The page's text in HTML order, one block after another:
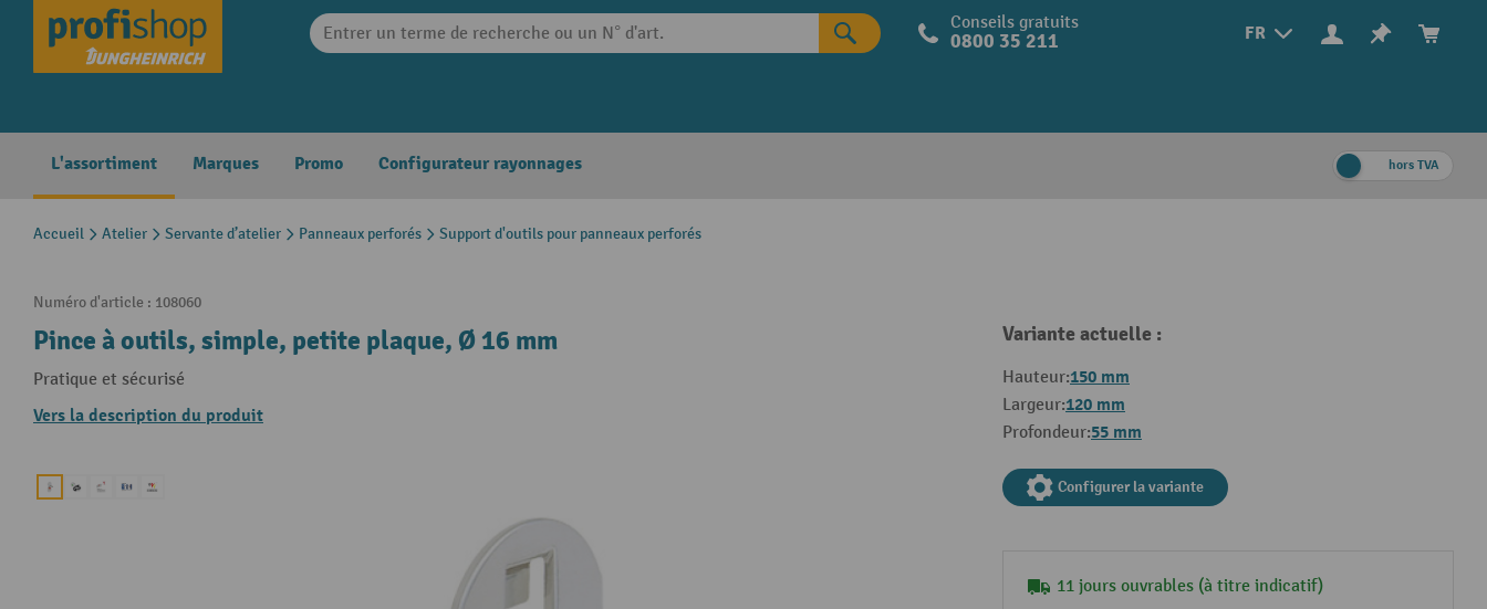
Skip to main navigation FR
Conseils gratuits
0800 35 211
L'assortiment Marques Promo Configurateur rayonnages hors TVA
Accueil Atelier Servante d’atelier Panneaux perforés Support d'outils pour panneaux perforés
Numéro d'article : 108060
Pince à outils, simple, petite plaque, Ø 16 mm
Pratique et sécurisé
Vers la description du produit
Variante actuelle :
Hauteur:150 mm
Largeur:120 mm
Profondeur:55 mm
Configurer la variante
11 jours ouvrables (à titre indicatif)